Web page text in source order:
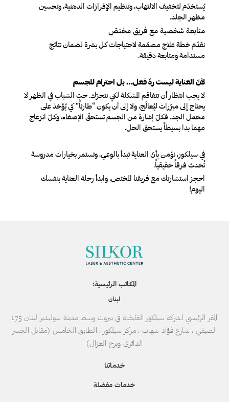
يُستخدَم لتخفيف الالتهاب، وتنظيم الإفرازات الدهنية، وتحسين
مظهر الجلد.
متابعة شخصية مع فريق مختصّ
نقدّم خطة علاج مصمّمة لاحتياجات كل بشرة لضمان نتائج
مستدامة ومتابعة دقيقة.
لأنّ العناية ليست ردّ فعل… بل احترام للجسم
لا يجب انتظار أن تتفاقم المشكلة لكي نتحرّك. حبّ الشباب في الظهر لا
يحتاج إلى مبرّرات ليُعالَج، ولا إلى أن يكون “طارئاً” كي يُؤخذ على
محمل الجد. فكلّ إشارة من الجسم تستحقّ الإصغاء، وكلّ انزعاج
مهما بدا بسيطاً يستحق الحل.
في سيلكور، نؤمن بأنّ العناية تبدأ بالوعي، وتستمر بخيارات مدروسة
تُحدث فرقاً حقيقياً.
احجز استشارتك مع فريقنا المختص، وابدأ رحلة العناية بنفسك
اليوم!
المكاتب الرئيسية:
لبنان
المقر الرئيسي لشركة سيلكور القابضة في بيروت وسط مدينة سوليدير لبنان 175
الصيفي ، شارع فؤاد شهاب ، مركز سيلكور ، الطابق الخامس (مقابل الجسر
الدائري وبرج الغزال)
خدماتنا
خدمات مفضلة